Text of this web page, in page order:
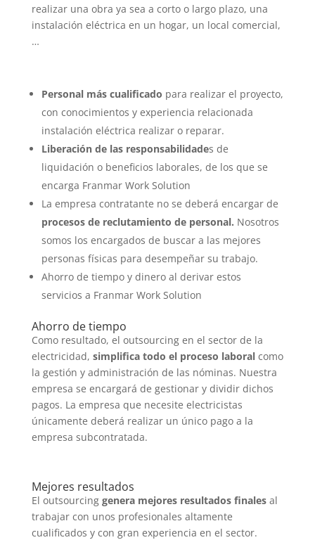
realizar una obra ya sea a corto o largo plazo, una
instalación eléctrica en un hogar, un local comercial,
…
Personal más cualificado para realizar el proyecto,
con conocimientos y experiencia relacionada
instalación eléctrica realizar o reparar.
Liberación de las responsabilidades de
liquidación o beneficios laborales, de los que se
encarga Franmar Work Solution
La empresa contratante no se deberá encargar de
procesos de reclutamiento de personal. Nosotros
somos los encargados de buscar a las mejores
personas físicas para desempeñar su trabajo.
Ahorro de tiempo y dinero al derivar estos
servicios a Franmar Work Solution
Ahorro de tiempo
Como resultado, el outsourcing en el sector de la
electricidad, simplifica todo el proceso laboral como
la gestión y administración de las nóminas. Nuestra
empresa se encargará de gestionar y dividir dichos
pagos. La empresa que necesite electricistas
únicamente deberá realizar un único pago a la
empresa subcontratada.
Mejores resultados
El outsourcing genera mejores resultados finales al
trabajar con unos profesionales altamente
cualificados y con gran experiencia en el sector.